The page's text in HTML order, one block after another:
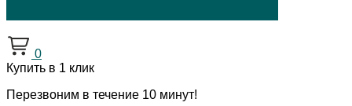
0
Купить в 1 клик
Перезвоним в течение 10 минут!